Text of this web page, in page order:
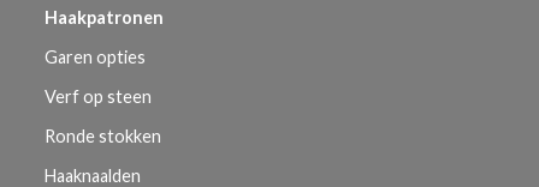
Haakpatronen
Garen opties
Verf op steen
Ronde stokken
Haaknaalden